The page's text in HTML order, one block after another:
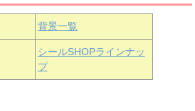
黒澤ルビィ
浦の星女学院3年生
天王寺璃奈背景一覧
シールSHOPラインナッ
プ